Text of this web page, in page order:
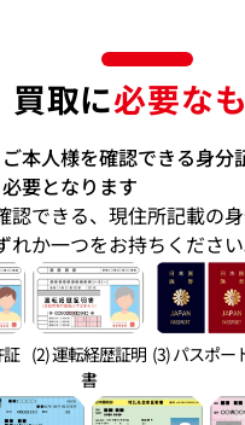
買取に必要な
ご本人様を確認できる身分
必要となります
認できる、現住所記載の
れか一つをお持ちください
証 (2) 運転経歴証明
書
(3) パスポー